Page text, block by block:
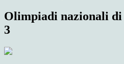
Olimpiadi nazionali di
3